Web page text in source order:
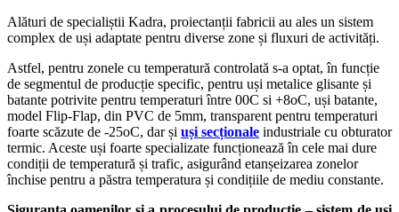
Alături de specialiștii Kadra, proiectanții fabricii au ales un sistem
complex de uși adaptate pentru diverse zone și fluxuri de activități.
Astfel, pentru zonele cu temperatură controlată s-a optat, în funcție
de segmentul de producție specific, pentru uși metalice glisante și
batante potrivite pentru temperaturi între 00C si +8oC, uși batante,
model Flip-Flap, din PVC de 5mm, transparent pentru temperaturi
foarte scăzute de -25oC, dar și uși secționale industriale cu obturator
termic. Aceste uși foarte specializate funcționează în cele mai dure
condiții de temperatură și trafic, asigurând etanșeizarea zonelor
închise pentru a păstra temperatura și condițiile de mediu constante.